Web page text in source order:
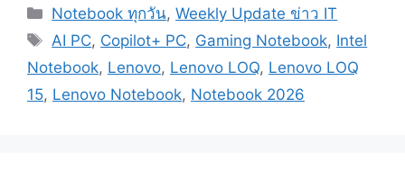
Categories
Notebook ทุกวัน,Weekly Update ข่าว IT
Tags
AI PC, Copilot+ PC, Gaming Notebook, Intel
Notebook, Lenovo, Lenovo LOQ, Lenovo LOQ
15, Lenovo Notebook, Notebook 2026